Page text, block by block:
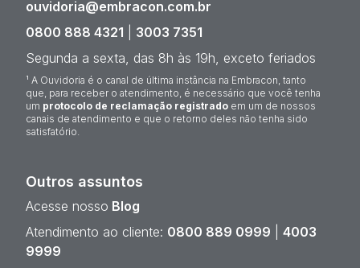
ouvidoria@embracon.com.br
0800 888 4321
3003 7351
Segunda a sexta, das 8h às 19h, exceto feriados
¹ A Ouvidoria é o canal de última instância na Embracon, tanto
que, para receber o atendimento, é necessário que você tenha
um protocolo de reclamação registrado em um de nossos
canais de atendimento e que o retorno deles não tenha sido
satisfatório.
Outros assuntos
Acesse nosso Blog
Atendimento ao cliente: 0800 889 0999
4003
9999